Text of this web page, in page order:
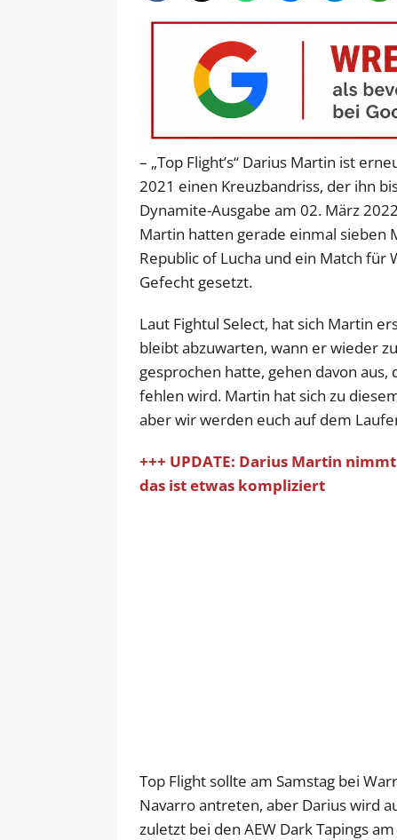
– „Top Flight’s“ Darius Martin ist
2021 einen Kreuzbandriss, der ihn
Dynamite-Ausgabe am 02. März
Martin hatten gerade einmal sieben
Republic of Lucha und ein Match
Gefecht gesetzt.
Laut Fightul Select, hat sich Martin
bleibt abzuwarten, wann er wieder
gesprochen hatte, gehen davon
fehlen wird. Martin hat sich zu
aber wir werden euch auf dem
+++ UPDATE: Darius Martin
das ist etwas kompliziert
Top Flight sollte am Samstag bei
Navarro antreten, aber Darius wird
zuletzt bei den AEW Dark Tapings